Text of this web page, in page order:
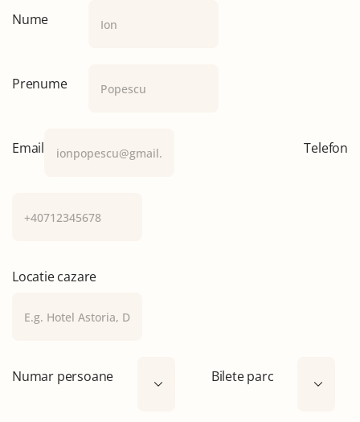
Nume
Prenume
Email Telefon
Locatie cazare
Numar persoane Bilete parc